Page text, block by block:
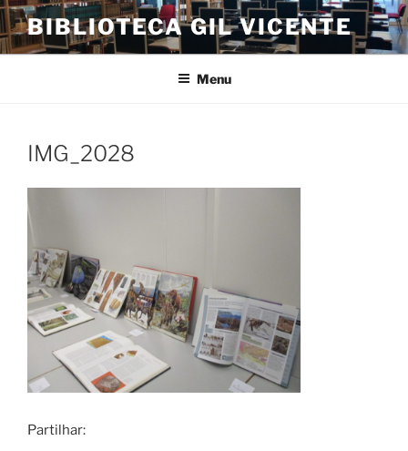
Saltar
para
o
BIBLIOTECA GIL VICENTE
Menu
IMG_2028
Partilhar: